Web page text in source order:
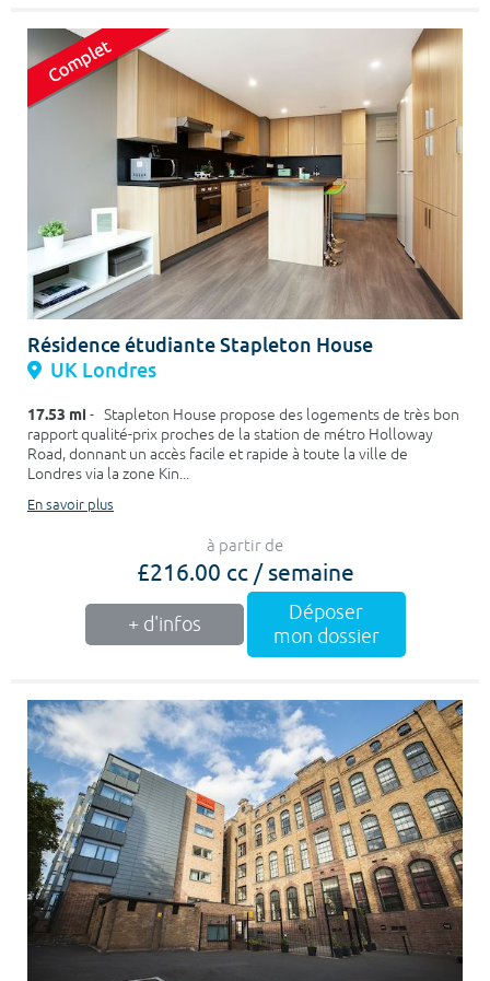
Résidence étudiante Stapleton House
UK Londres
17.53 mi - Stapleton House propose des logements de très bon
rapport qualité-prix proches de la station de métro Holloway
Road, donnant un accès facile et rapide à toute la ville de
Londres via la zone Kin...
En savoir plus
à partir de
£216.00 cc / semaine
+ d'infos
Déposer
mon dossier